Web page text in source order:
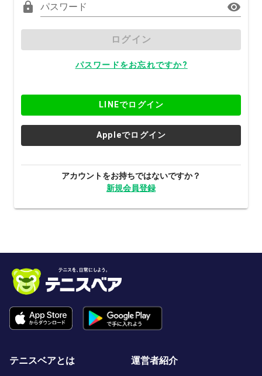
パスワード
ログイン
パスワードをお忘れですか?
LINEでログイン
Appleでログイン
アカウントをお持ちではないですか？
新規会員登録
テニスベアとは 運営者紹介